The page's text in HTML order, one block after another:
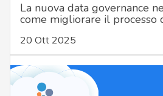
La nuova data governance
come migliorare il processo
20 Ott 2025